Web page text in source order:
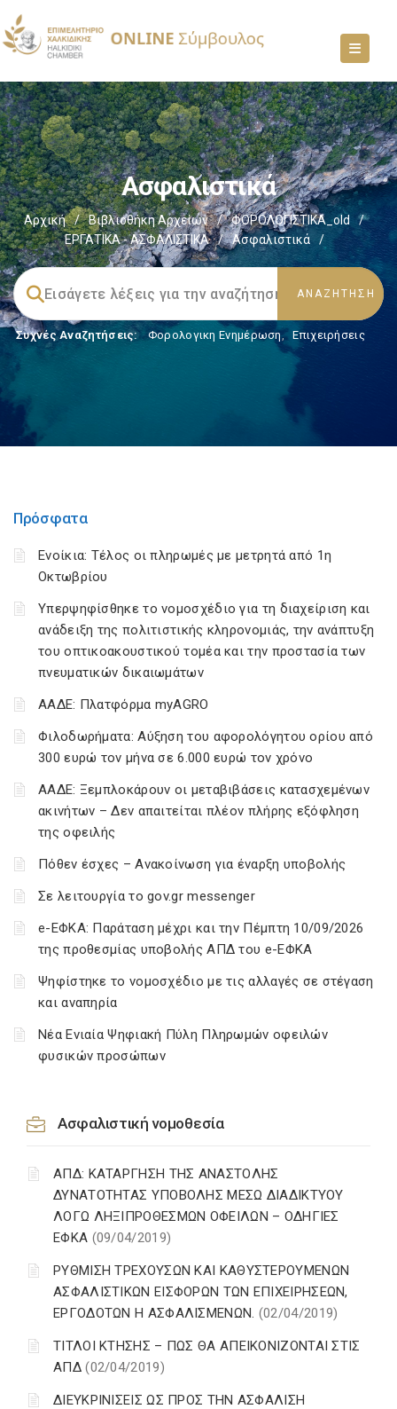
Ασφαλιστικά
Αρχική / Βιβλιοθήκη Αρχείων / ΦΟΡΟΛΟΓΙΣΤΙΚΑ_old
/
ΕΡΓΑΤΙΚΑ - ΑΣΦΑΛΙΣΤΙΚΑ
/ Ασφαλιστικά /
Συχνές Αναζητήσεις: Φορολογικη Ενημέρωση, Επιχειρήσεις
Πρόσφατα
Ενοίκια: Τέλος οι πληρωμές με μετρητά από 1η
Οκτωβρίου
Υπερψηφίσθηκε το νομοσχέδιο για τη διαχείριση και
ανάδειξη της πολιτιστικής κληρονομιάς, την ανάπτυξη
του οπτικοακουστικού τομέα και την προστασία των
πνευματικών δικαιωμάτων
ΑΑΔΕ: Πλατφόρμα myAGRO
Φιλοδωρήματα: Αύξηση του αφορολόγητου ορίου από
300 ευρώ τον μήνα σε 6.000 ευρώ τον χρόνο
ΑΑΔΕ: Ξεμπλοκάρουν οι μεταβιβάσεις κατασχεμένων
ακινήτων – Δεν απαιτείται πλέον πλήρης εξόφληση
της οφειλής
Πόθεν έσχες – Ανακοίνωση για έναρξη υποβολής
Σε λειτουργία το gov.gr messenger
e-ΕΦΚΑ: Παράταση μέχρι και την Πέμπτη 10/09/2026
της προθεσμίας υποβολής ΑΠΔ του e-ΕΦΚΑ
Ψηφίστηκε το νομοσχέδιο με τις αλλαγές σε στέγαση
και αναπηρία
Νέα Ενιαία Ψηφιακή Πύλη Πληρωμών οφειλών
φυσικών προσώπων
Ασφαλιστική νομοθεσία
ΑΠΔ: ΚΑΤΑΡΓΗΣΗ ΤΗΣ ΑΝΑΣΤΟΛΗΣ
ΔΥΝΑΤΟΤΗΤΑΣ ΥΠΟΒΟΛΗΣ ΜΕΣΩ ΔΙΑΔΙΚΤΥΟΥ
ΛΟΓΩ ΛΗΞΙΠΡΟΘΕΣΜΩΝ ΟΦΕΙΛΩΝ – ΟΔΗΓΙΕΣ
ΕΦΚΑ (09/04/2019)
ΡΥΘΜΙΣΗ ΤΡΕΧΟΥΣΩΝ ΚΑΙ ΚΑΘΥΣΤΕΡΟΥΜΕΝΩΝ
ΑΣΦΑΛΙΣΤΙΚΩΝ ΕΙΣΦΟΡΩΝ ΤΩΝ ΕΠΙΧΕΙΡΗΣΕΩΝ,
ΕΡΓΟΔΟΤΩΝ Η ΑΣΦΑΛΙΣΜΕΝΩΝ. (02/04/2019)
ΤΙΤΛΟΙ ΚΤΗΣΗΣ – ΠΩΣ ΘΑ ΑΠΕΙΚΟΝΙΖΟΝΤΑΙ ΣΤΙΣ
ΑΠΔ(02/04/2019)
ΔΙΕΥΚΡΙΝΙΣΕΙΣ ΩΣ ΠΡΟΣ ΤΗΝ ΑΣΦΑΛΙΣΗ